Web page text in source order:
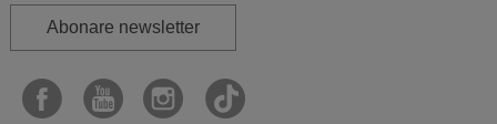
Abonare newsletter